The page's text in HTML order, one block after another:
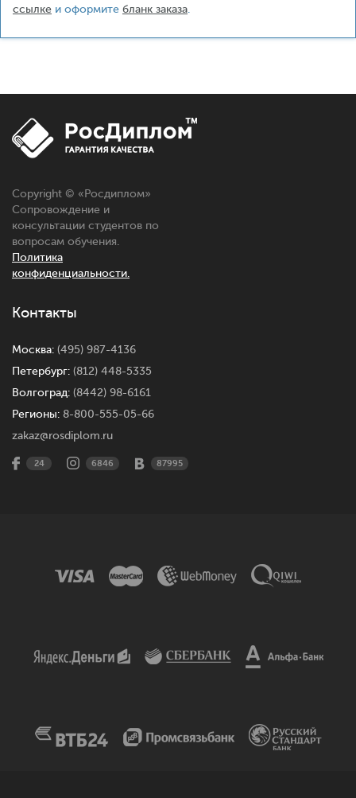
ссылке и оформите бланк заказа
Copyright © «Росдиплом»
Сопровождение и
консультации студентов по
вопросам обучения.
Политика
конфиденциальности.
Контакты
Москва: (495) 987-4136
Петербург: (812) 448-5335
Волгоград: (8442) 98-6161
Регионы: 8-800-555-05-66
zakaz@rosdiplom.ru
24 6846 87995